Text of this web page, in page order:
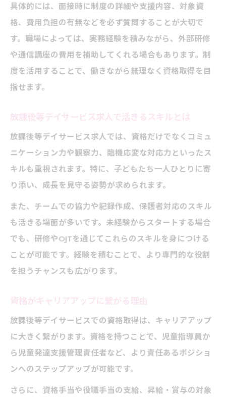
具体的には、面接時に制度の詳細や支援内容、対象資
格、費用負担の有無などを必ず質問することが大切で
す。職場によっては、実務経験を積みながら、外部研修
や通信講座の費用を補助してくれる場合もあります。制
度を活用することで、働きながら無理なく資格取得を目
指せます。
放課後等デイサービス求人で活きるスキルとは
放課後等デイサービス求人では、資格だけでなくコミュ
ニケーション力や観察力、臨機応変な対応力といったス
キルも重視されます。特に、子どもたち一人ひとりに寄
り添い、成長を見守る姿勢が求められます。
また、チームでの協力や記録作成、保護者対応のスキル
も活きる場面が多いです。未経験からスタートする場合
でも、研修やOJTを通じてこれらのスキルを身につける
ことが可能です。経験を積むことで、より専門的な役割
を担うチャンスも広がります。
資格がキャリアアップに繋がる理由
放課後等デイサービスでの資格取得は、キャリアアップ
に大きく繋がります。資格を持つことで、児童指導員か
ら児童発達支援管理責任者など、より責任あるポジショ
ンへのステップアップが可能です。
さらに、資格手当や役職手当の支給、昇給・賞与の対象